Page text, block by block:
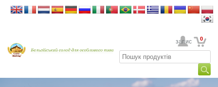
Ваш обліковий запис 0